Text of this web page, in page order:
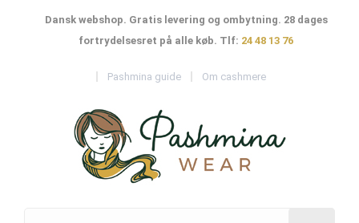
Dansk webshop. Gratis levering og ombytning. 28 dages
fortrydelsesret på alle køb. Tlf: 24 48 13 76
Pashmina guide Om cashmere